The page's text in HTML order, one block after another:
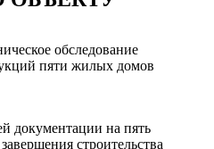
обследование
пяти жилых домов
документации на пять
строительства